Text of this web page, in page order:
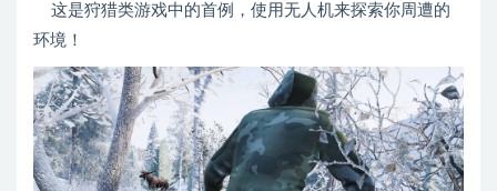
这是狩猎类游戏中的首例，使用无人机来探索你周遭的
环境！